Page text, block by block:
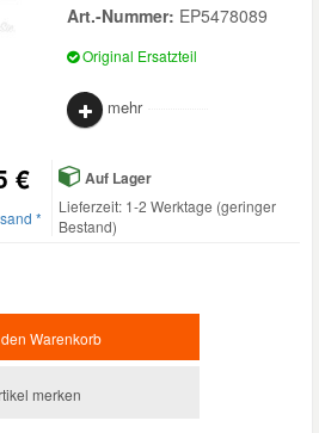
Art.-Nummer: EP5478089
Original Ersatzteil
mehr
€
*
Auf Lager
Lieferzeit: 1-2 Werktage (geringer
Bestand)
Warenkorb
merken